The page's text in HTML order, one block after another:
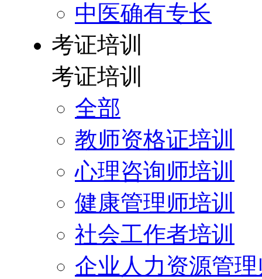
中医确有专长
考证培训
考证培训
全部
教师资格证培训
心理咨询师培训
健康管理师培训
社会工作者培训
企业人力资源管